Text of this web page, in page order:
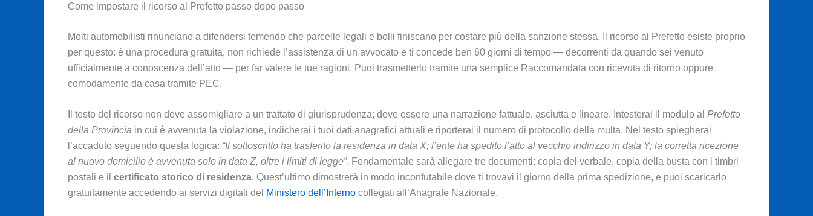
Come impostare il ricorso al Prefetto passo dopo passo
Molti automobilisti rinunciano a difendersi temendo che parcelle legali e bolli finiscano per costare più della sanzione stessa. Il ricorso al Prefetto esiste proprio
per questo: è una procedura gratuita, non richiede l’assistenza di un avvocato e ti concede ben 60 giorni di tempo — decorrenti da quando sei venuto
ufficialmente a conoscenza dell’atto — per far valere le tue ragioni. Puoi trasmetterlo tramite una semplice Raccomandata con ricevuta di ritorno oppure
comodamente da casa tramite PEC.
Il testo del ricorso non deve assomigliare a un trattato di giurisprudenza; deve essere una narrazione fattuale, asciutta e lineare. Intesterai il modulo al Prefetto
della Provincia in cui è avvenuta la violazione, indicherai i tuoi dati anagrafici attuali e riporterai il numero di protocollo della multa. Nel testo spiegherai
l’accaduto seguendo questa logica: “Il sottoscritto ha trasferito la residenza in data X; l’ente ha spedito l’atto al vecchio indirizzo in data Y; la corretta ricezione
al nuovo domicilio è avvenuta solo in data Z, oltre i limiti di legge”. Fondamentale sarà allegare tre documenti: copia del verbale, copia della busta con i timbri
postali e il certificato storico di residenza. Quest’ultimo dimostrerà in modo inconfutabile dove ti trovavi il giorno della prima spedizione, e puoi scaricarlo
gratuitamente accedendo ai servizi digitali del
Ministero dell’Interno collegati all’Anagrafe Nazionale.